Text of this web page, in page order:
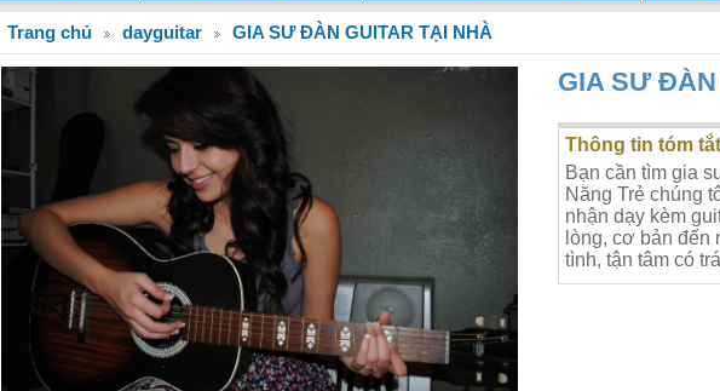
Trang chủ dayguitar GIA SƯ ĐÀN GUITAR TẠI NHÀ
GIA SƯ
Thông tin tóm tắt
Bạn cần tìm gia
Năng Trẻ chúng
nhận dạy kèm
lòng, cơ bản đến
tình, tận tâm có